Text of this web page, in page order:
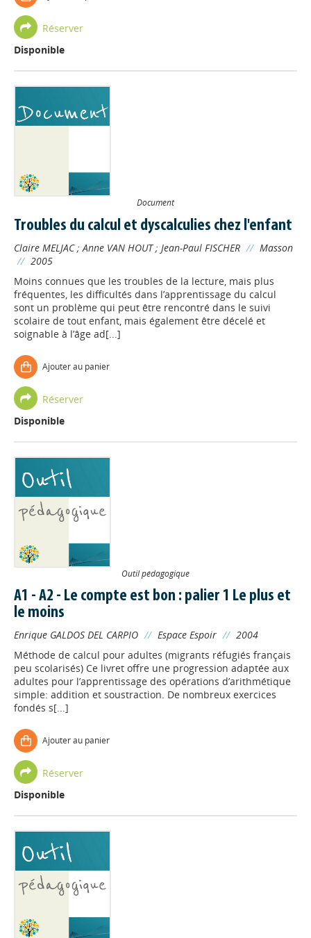
Réserver
Disponible
Document
Troubles du calcul et dyscalculies chez l'enfant
Claire MELJAC;Anne VAN HOUT; Jean-Paul FISCHER // Masson
// 2005
Moins connues que les troubles de la lecture, mais plus
fréquentes, les difficultés dans l’apprentissage du calcul
sont un problème qui peut être rencontré dans le suivi
scolaire de tout enfant, mais également être décelé et
soignable à l’âge ad[...]
Ajouter au panier
Réserver
Disponible
Outil pédagogique
A1 - A2 - Le compte est bon : palier 1 Le plus et
le moins
Enrique GALDOS DEL CARPIO // Espace Espoir // 2004
Méthode de calcul pour adultes (migrants réfugiés français
peu scolarisés) Ce livret offre une progression adaptée aux
adultes pour l’apprentissage des opérations d’arithmétique
simple: addition et soustraction. De nombreux exercices
fondés s[...]
Ajouter au panier
Réserver
Disponible